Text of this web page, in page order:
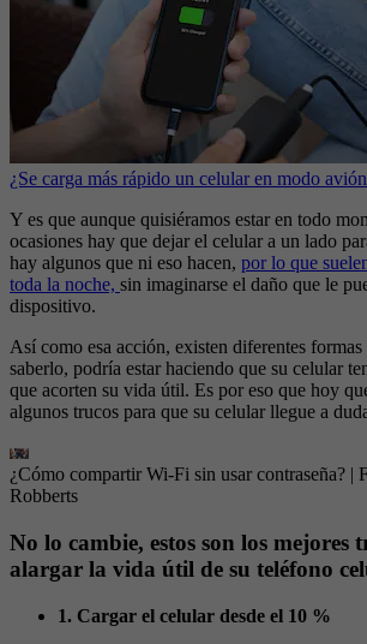
¿Se carga más rápido un celular en modo
Y es que aunque quisiéramos estar en todo
ocasiones hay que dejar el celular a un lado
hay algunos que ni eso hacen, por lo que
toda la noche, sin imaginarse el daño que le
dispositivo.
Así como esa acción, existen diferentes formas
saberlo, podría estar haciendo que su celular
que acorten su vida útil. Es por eso que hoy
algunos trucos para que su celular llegue a
¿Cómo compartir Wi-Fi sin usar contraseña? |
Robberts
No lo cambie, estos son los mejores
alargar la vida útil de su teléfono
1. Cargar el celular desde el 10 %